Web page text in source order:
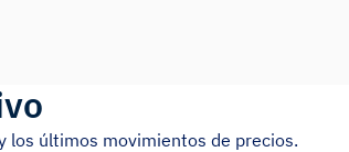
los últimos movimientos de precios.